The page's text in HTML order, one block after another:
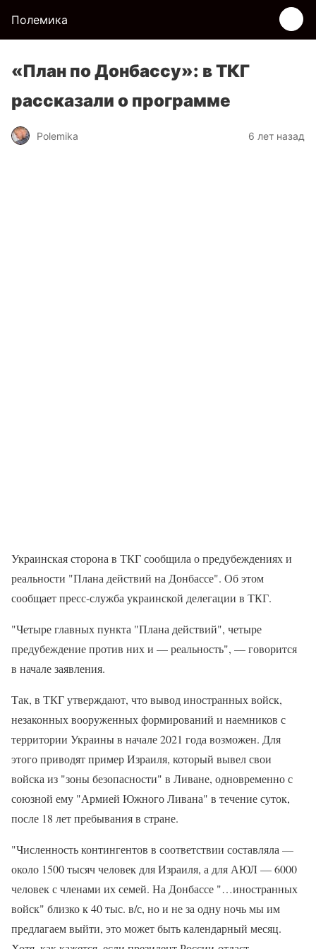
Полемика
«План по Донбассу»: в ТКГ
рассказали о программе
Polemika 6 лет назад
Украинская сторона в ТКГ сообщила о предубеждениях и
реальности "Плана действий на Донбассе". Об этом
сообщает пресс-служба украинской делегации в ТКГ.
"Четыре главных пункта "Плана действий", четыре
предубеждение против них и — реальность", — говорится
в начале заявления.
Так, в ТКГ утверждают, что вывод иностранных войск,
незаконных вооруженных формирований и наемников с
территории Украины в начале 2021 года возможен. Для
этого приводят пример Израиля, который вывел свои
войска из "зоны безопасности" в Ливане, одновременно с
союзной ему "Армией Южного Ливана" в течение суток,
после 18 лет пребывания в стране.
"Численность контингентов в соответствии составляла —
около 1500 тысяч человек для Израиля, а для АЮЛ — 6000
человек с членами их семей. На Донбассе "…иностранных
войск" близко к 40 тыс. в/с, но и не за одну ночь мы им
предлагаем выйти, это может быть календарный месяц.